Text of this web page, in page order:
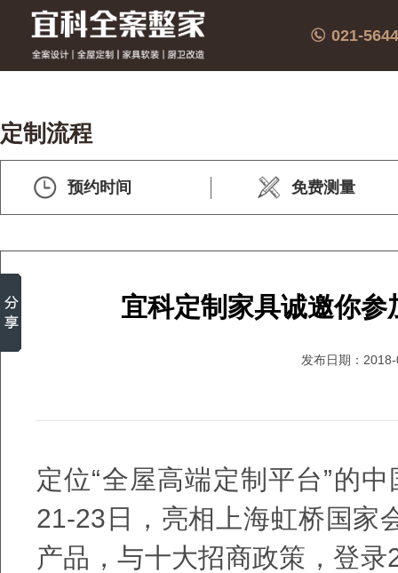
021-
定制流程
预约时间 免费测量
宜科定制家具诚邀你
发布日期：
定位“全屋高端定制平台”的
21-23日，亮相上海虹桥国家
产品，与十大招商政策，登